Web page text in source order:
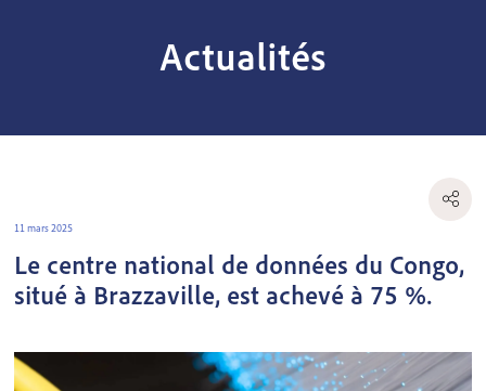
Actualités
11 mars 2025
Le centre national de données du Congo,
situé à Brazzaville, est achevé à 75 %.